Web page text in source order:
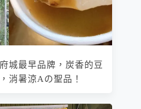
城最早品牌，炭香的豆
消暑涼Aの聖品！